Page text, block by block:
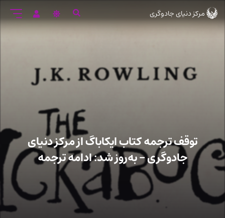
ورود
به
مرکز دنیای جادوگری
توقف ترجمه کتاب ایکاباگ از مرکز دنیای
جادوگری – به‌روز شد: ادامه ترجمه